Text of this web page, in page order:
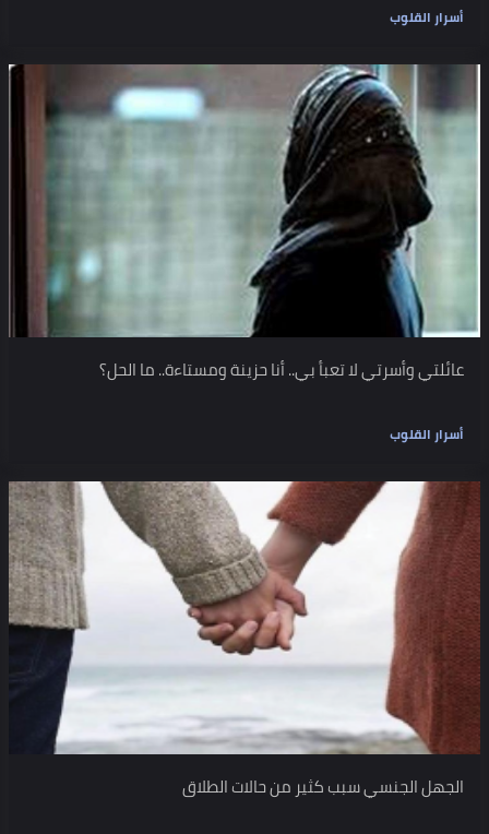
أسرار القلوب
عائلتي وأسرتي لا تعبأ بي.. أنا حزينة ومستاءة.. ما الحل؟
أسرار القلوب
الجهل الجنسي سبب كثير من حالات الطلاق